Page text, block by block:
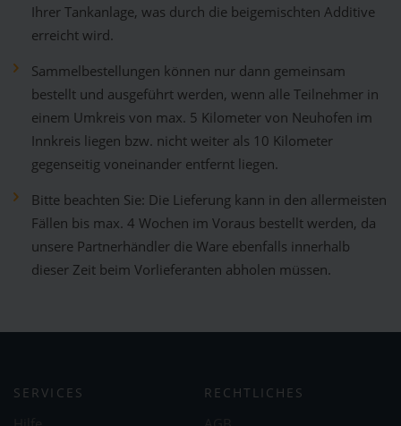
Ihrer Tankanlage, was durch die beigemischten Additive
erreicht wird.
Sammelbestellungen können nur dann gemeinsam
bestellt und ausgeführt werden, wenn alle Teilnehmer in
einem Umkreis von max. 5 Kilometer von Neuhofen im
Innkreis liegen bzw. nicht weiter als 10 Kilometer
gegenseitig voneinander entfernt liegen.
Bitte beachten Sie: Die Lieferung kann in den allermeisten
Fällen bis max. 4 Wochen im Voraus bestellt werden, da
unsere Partnerhändler die Ware ebenfalls innerhalb
dieser Zeit beim Vorlieferanten abholen müssen.
SERVICES RECHTLICHES